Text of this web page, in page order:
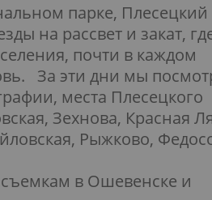
парке, Плесецкий
на рассвет и закат,
почти в каждом
За эти дни мы
места Плесецкого
Зехнова, Красная
Рыжково,
в Ошевенске и